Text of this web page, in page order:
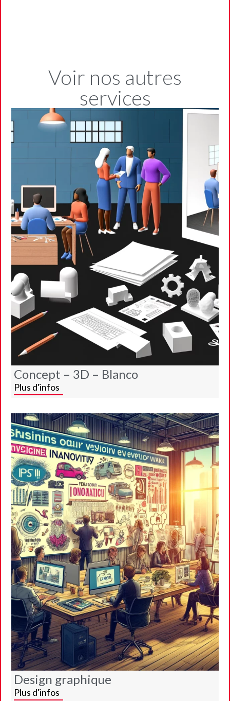
Voir nos autres
services
Concept – 3D – Blanco
Plus d'infos
Design graphique
Plus d'infos